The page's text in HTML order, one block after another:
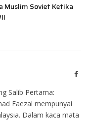
Muslim Soviet Ketika
Salib Pertama:
Faezal mempunyai
Dalam kaca mata